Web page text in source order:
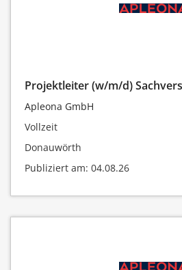
Projektleiter (w/m/d)
Apleona GmbH
Vollzeit
Donauwörth
Publiziert am: 04.08.26